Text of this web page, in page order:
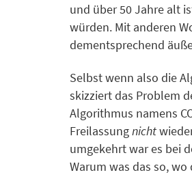
und über 50 Jahre alt
würden. Mit anderen
dementsprechend
Selbst wenn also die
skizziert das Problem
Algorithmus namens
Freilassungnicht
umgekehrt war es bei
Warum was das so,